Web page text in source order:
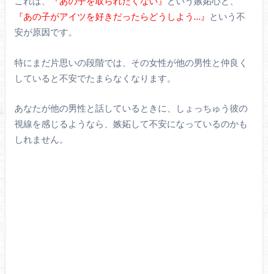
『あの子がアイツを好きだったらどうしよう…』
という不
安が原因です。
特にまだ片思いの段階では、その女性が他の男性と仲良く
していると不安でたまらなくなります。
あなたが他の男性と話しているときに、しょっちゅう彼の
視線を感じるようなら、嫉妬して不安になっているのかも
しれません。